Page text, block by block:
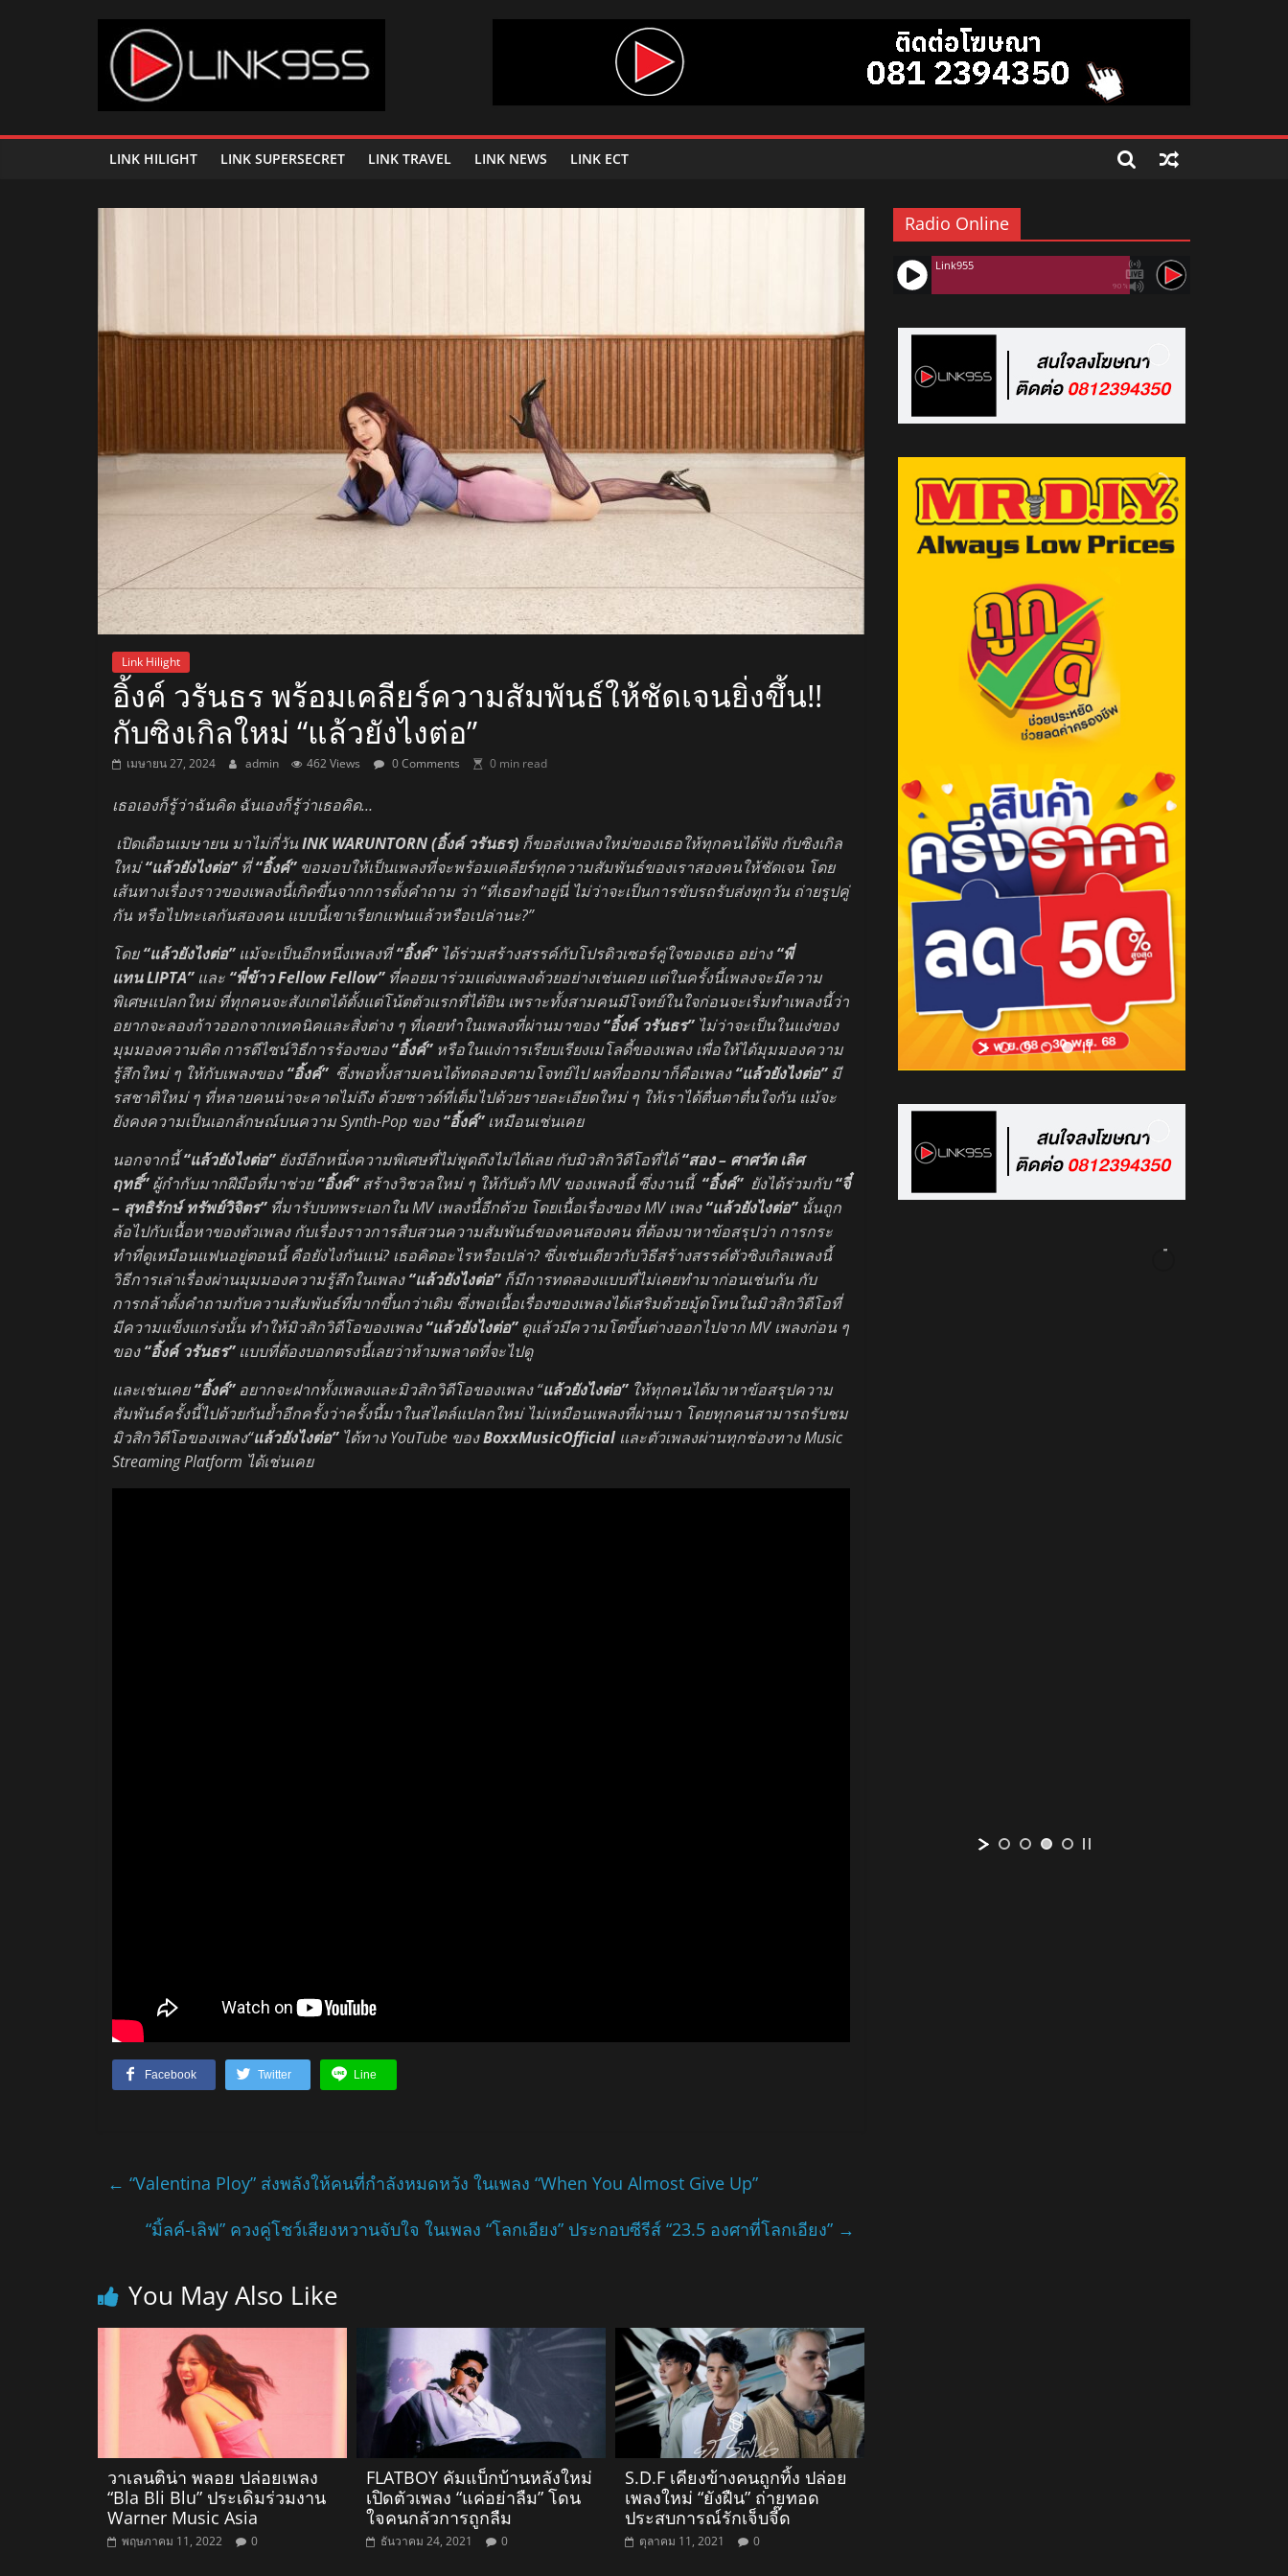
Link
95.5
คลื่น
สุด
คูล
สถานี
วิทยุ
FM
ลพบุรี
สถานี
วิทยุ
ลพบุรี
วิทยุ
FM
ลพบุรี
LINK HILIGHT LINK SUPERSECRET LINK TRAVEL LINK NEWS LINK ECT
Link Hilight
อิ้งค์ วรันธร พร้อมเคลียร์ความสัมพันธ์ให้ชัดเจนยิ่งขึ้น!!
กับซิงเกิลใหม่ “แล้วยังไงต่อ”
เมษายน 27, 2024 admin 462 Views 0 Comments 0 min read
เธอเองก็รู้ว่าฉันคิด ฉันเองก็รู้ว่าเธอคิด…
เปิดเดือนเมษายน มาไม่กี่วันINK WARUNTORN (อิ้งค์ วรันธร) ก็ขอส่งเพลงใหม่ของเธอให้ทุกคนได้ฟัง กับซิงเกิล
ใหม่ “แล้วยังไงต่อ” ที่ “อิ้งค์” ขอมอบให้เป็นเพลงที่จะพร้อมเคลียร์ทุกความสัมพันธ์ของเราสองคนให้ชัดเจน โดย
เส้นทางเรื่องราวของเพลงนี้เกิดขึ้นจากการตั้งคำถาม ว่า “ที่เธอทำอยู่นี่ ไม่ว่าจะเป็นการขับรถรับส่งทุกวัน ถ่ายรูปคู่
กัน หรือไปทะเลกันสองคน แบบนี้เขาเรียกแฟนแล้วหรือเปล่านะ?”
โดย “แล้วยังไงต่อ” แม้จะเป็นอีกหนึ่งเพลงที่“อิ้งค์” ได้ร่วมสร้างสรรค์กับโปรดิวเซอร์คู่ใจของเธอ อย่าง“พี่
แทน LIPTA”และ “พี่ข้าว Fellow Fellow” ที่คอยมาร่วมแต่งเพลงด้วยอย่างเช่นเคย แต่ในครั้งนี้เพลงจะมีความ
พิเศษแปลกใหม่ ที่ทุกคนจะสังเกตได้ตั้งแต่โน้ตตัวแรกที่ได้ยิน เพราะทั้งสามคนมีโจทย์ในใจก่อนจะเริ่มทำเพลงนี้ว่า
อยากจะลองก้าวออกจากเทคนิคและสิ่งต่าง ๆ ที่เคยทำในเพลงที่ผ่านมาของ“อิ้งค์ วรันธร”ไม่ว่าจะเป็นในแง่ของ
มุมมองความคิด การดีไซน์วิธีการร้องของ“อิ้งค์” หรือในแง่การเรียบเรียงเมโลดี้ของเพลง เพื่อให้ได้มุมมองความ
รู้สึกใหม่ ๆ ให้กับเพลงของ“อิ้งค์” ซึ่งพอทั้งสามคนได้ทดลองตามโจทย์ไป ผลที่ออกมาก็คือเพลง“แล้วยังไงต่อ”มี
รสชาติใหม่ ๆ ที่หลายคนน่าจะคาดไม่ถึง ด้วยซาวด์ที่เต็มไปด้วยรายละเอียดใหม่ ๆ ให้เราได้ตื่นตาตื่นใจกัน แม้จะ
ยังคงความเป็นเอกลักษณ์บนความ Synth-Pop ของ“อิ้งค์”เหมือนเช่นเคย
นอกจากนี้ “แล้วยังไงต่อ”ยังมีอีกหนึ่งความพิเศษที่ไม่พูดถึงไม่ได้เลย กับมิวสิกวิดีโอที่ได้“สอง – ศาศวัต เลิศ
ฤทธิ์”ผู้กำกับมากฝีมือที่มาช่วย“อิ้งค์” สร้างวิชวลใหม่ ๆ ให้กับตัว MV ของเพลงนี้ ซึ่งงานนี้ “อิ้งค์” ยังได้ร่วมกับ“จี๋
– สุทธิรักษ์ ทรัพย์วิจิตร”ที่มารับบทพระเอกใน MV เพลงนี้อีกด้วย โดยเนื้อเรื่องของMV เพลง“แล้วยังไงต่อ”นั้นถูก
ล้อไปกับเนื้อหาของตัวเพลง กับเรื่องราวการสืบสวนความสัมพันธ์ของคนสองคน ที่ต้องมาหาข้อสรุปว่า การกระ
ทำที่ดูเหมือนแฟนอยู่ตอนนี้ คือยังไงกันแน่? เธอคิดอะไรหรือเปล่า? ซึ่งเช่นเดียวกับวิธีสร้างสรรค์ตัวซิงเกิลเพลงนี้
วิธีการเล่าเรื่องผ่านมุมมองความรู้สึกในเพลง“แล้วยังไงต่อ”ก็มีการทดลองแบบที่ไม่เคยทำมาก่อนเช่นกัน กับ
การกล้าตั้งคำถามกับความสัมพันธ์ที่มากขึ้นกว่าเดิม ซึ่งพอเนื้อเรื่องของเพลงได้เสริมด้วยมู้ดโทนในมิวสิกวิดีโอที่
มีความแข็งแกร่งนั้น ทำให้มิวสิกวิดีโอของเพลง“แล้วยังไงต่อ”ดูแล้วมีความโตขึ้นต่างออกไปจาก MV เพลงก่อน ๆ
ของ“อิ้งค์ วรันธร” แบบที่ต้องบอกตรงนี้เลยว่าห้ามพลาดที่จะไปดู
และเช่นเคย“อิ้งค์”อยากจะฝากทั้งเพลงและมิวสิกวิดีโอของเพลง “แล้วยังไงต่อ” ให้ทุกคนได้มาหาข้อสรุปความ
สัมพันธ์ครั้งนี้ไปด้วยกันย้ำอีกครั้งว่าครั้งนี้มาในสไตล์แปลกใหม่ ไม่เหมือนเพลงที่ผ่านมา โดยทุกคนสามารถรับชม
มิวสิกวิดีโอของเพลง“แล้วยังไงต่อ” ได้ทาง YouTube ของBoxxMusicOfficial และตัวเพลงผ่านทุกช่องทาง Music
Streaming Platform ได้เช่นเคย
Facebook Twitter Line
← “Valentina Ploy” ส่งพลังให้คนที่กำลังหมดหวัง ในเพลง “When You Almost Give Up”
“มิ้ลค์-เลิฟ” ควงคู่โชว์เสียงหวานจับใจ ในเพลง “โลกเอียง” ประกอบซีรีส์ “23.5 องศาที่โลกเอียง” →
You May Also Like
วาเลนติน่า พลอย ปล่อยเพลง
“Bla Bli Blu” ประเดิมร่วมงาน
Warner Music Asia
พฤษภาคม 11, 2022 0
FLATBOY คัมแบ็กบ้านหลังใหม่
เปิดตัวเพลง “แค่อย่าลืม” โดน
ใจคนกลัวการถูกลืม
ธันวาคม 24, 2021 0
S.D.F เคียงข้างคนถูกทิ้ง ปล่อย
เพลงใหม่ “ยังฝืน” ถ่ายทอด
ประสบการณ์รักเจ็บจี๊ด
ตุลาคม 11, 2021 0
Radio Online
90%
Link955